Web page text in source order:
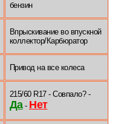
бензин
Впрыскивание во впускной
коллектор/Карбюратор
Привод на все колеса
215/60 R17 - Совпало? -
Да- Нет